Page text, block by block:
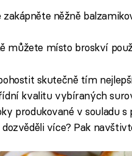
něžně
můžete místo broskví
skutečně tím
kvalitu vybíraných
produkované v souladu s
dozvěděli více? Pak